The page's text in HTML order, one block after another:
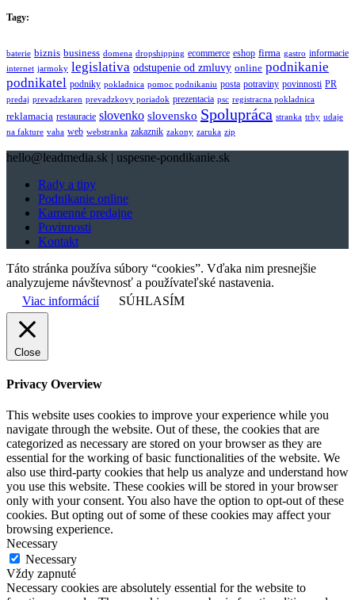
Tagy:
baterie biznis business domena dropshipping ecommerce eshop firma gastro informacie
internet jarmoky legislativa odstupenie od zmluvy online podnikanie
podnikatel podniky pokladnica pomoc podnikaniu posta potraviny povinnosti PR
predaj prevadzkaren prevadzkovy poriadok prezentacia psc registracna pokladnica
reklamacia restauracie slovenko slovensko Spolupráca stranka trhy udaje
na fakture vaha web webstranka zakaznik zakony zaruka zip
hello@leadmedia.sk | uspesne-pondikanie.sk
Rady a tipy
Podnikanie online
Kamenné predajne
Povinnosti
Kontakt
Táto stránka používa súbory “cookies”. Vďaka nim presnejšie
analyzujeme návštevnosť a používateľské nastavenia.
Viac informácií
SÚHLASÍM
Close
Privacy Overview
This website uses cookies to improve your experience while you
navigate through the website. Out of these, the cookies that are
categorized as necessary are stored on your browser as they are
essential for the working of basic functionalities of the website. We
also use third-party cookies that help us analyze and understand how
you use this website. These cookies will be stored in your browser
only with your consent. You also have the option to opt-out of these
cookies. But opting out of some of these cookies may affect your
browsing experience.
Necessary
Necessary
Vždy zapnuté
Necessary cookies are absolutely essential for the website to